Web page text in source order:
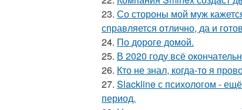
23. Со стороны мой муж
справляется отлично, да и
24. По дороге домой.
25. В 2020 году всё
26. Кто не знал, когда-то я
27. Slackline с психологом -
период.